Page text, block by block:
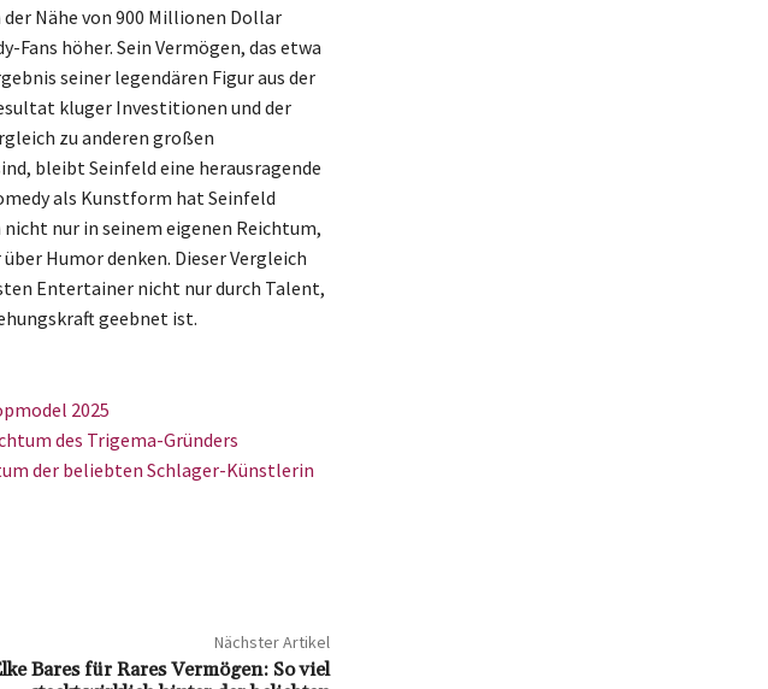
Nähe von 900 Millionen Dollar
Fans höher. Sein Vermögen, das etwa
seiner legendären Figur aus der
kluger Investitionen und der
zu anderen großen
bleibt Seinfeld eine herausragende
als Kunstform hat Seinfeld
nur in seinem eigenen Reichtum,
Humor denken. Dieser Vergleich
Entertainer nicht nur durch Talent,
geebnet ist.
2025
des Trigema-Gründers
der beliebten Schlager-Künstlerin
Nächster Artikel
Bares für Rares Vermögen: So viel